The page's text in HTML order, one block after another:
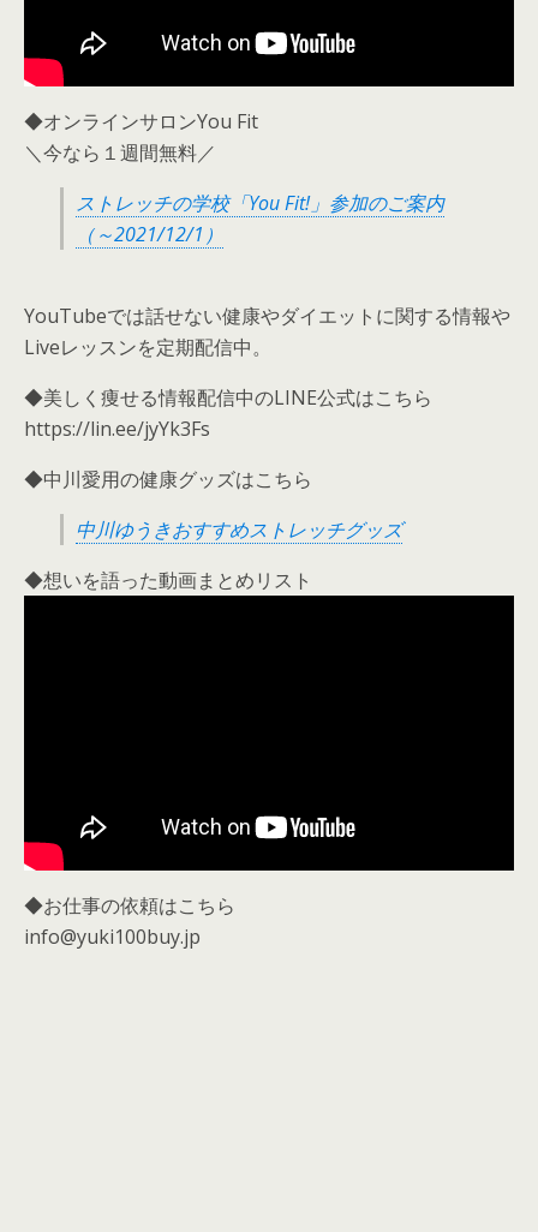
◆オンラインサロンYou Fit
＼今なら１週間無料／
ストレッチの学校「You Fit!」参加のご案内
（～2021/12/1）
YouTubeでは話せない健康やダイエットに関する情報や
Liveレッスンを定期配信中。
◆美しく痩せる情報配信中のLINE公式はこちら
https://lin.ee/jyYk3Fs
◆中川愛用の健康グッズはこちら
中川ゆうきおすすめストレッチグッズ
◆想いを語った動画まとめリスト
◆お仕事の依頼はこちら
info@yuki100buy.jp